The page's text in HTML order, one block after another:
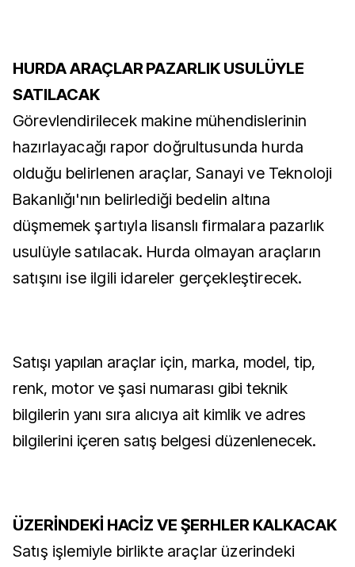
HURDA ARAÇLAR PAZARLIK USULÜYLE
SATILACAK
Görevlendirilecek makine mühendislerinin
hazırlayacağı rapor doğrultusunda hurda
olduğu belirlenen araçlar, Sanayi ve Teknoloji
Bakanlığı'nın belirlediği bedelin altına
düşmemek şartıyla lisanslı firmalara pazarlık
usulüyle satılacak. Hurda olmayan araçların
satışını ise ilgili idareler gerçekleştirecek.
Satışı yapılan araçlar için, marka, model, tip,
renk, motor ve şasi numarası gibi teknik
bilgilerin yanı sıra alıcıya ait kimlik ve adres
bilgilerini içeren satış belgesi düzenlenecek.
ÜZERİNDEKİ HACİZ VE ŞERHLER KALKACAK
Satış işlemiyle birlikte araçlar üzerindeki